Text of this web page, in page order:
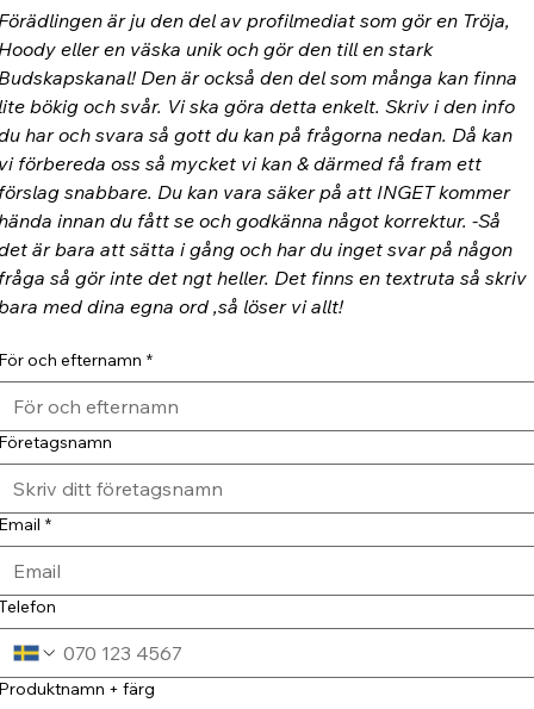
är ju den del av profilmediat som gör en Tröja,
eller en väska unik och gör den till en stark
Den är också den del som många kan finna
bökig och svår. Vi ska göra detta enkelt. Skriv i den info
har och svara så gott du kan på frågorna nedan. Då kan
förbereda oss så mycket vi kan & därmed få fram ett
snabbare. Du kan vara säker på att INGET kommer
innan du fått se och godkänna något korrektur. -Så
är bara att sätta i gång och har du inget svar på någon
så gör inte det ngt heller. Det finns en textruta så skriv
med dina egna ord ,så löser vi allt!
och efternamn *
*
+ färg